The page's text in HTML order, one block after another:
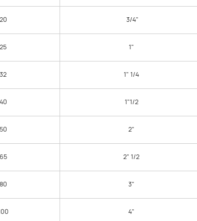
20 3/4"
25 1"
32 1" 1/4
40 1"1/2
50 2"
65 2" 1/2
80 3"
4"